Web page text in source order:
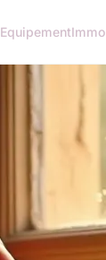
EquipementImmo